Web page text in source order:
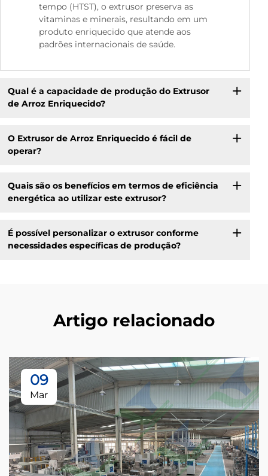
tempo (HTST), o extrusor preserva as
vitaminas e minerais, resultando em um
produto enriquecido que atende aos
padrões internacionais de saúde.
Qual é a capacidade de produção do Extrusor
de Arroz Enriquecido?
O Extrusor de Arroz Enriquecido é fácil de
operar?
Quais são os benefícios em termos de eficiência
energética ao utilizar este extrusor?
É possível personalizar o extrusor conforme
necessidades específicas de produção?
Artigo relacionado
09
Mar